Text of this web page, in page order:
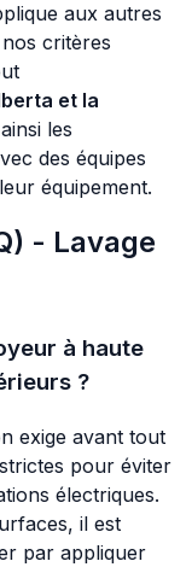
aux autres
critères
et la
les
des équipes
équipement.
- Lavage
à haute
?
exige avant tout
pour éviter
électriques.
il est
par appliquer